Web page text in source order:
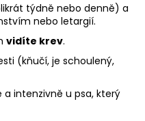
týdně nebo denně) a
nebo letargií.
vidíte krev.
(kňučí, je schoulený,
intenzivně u psa, který